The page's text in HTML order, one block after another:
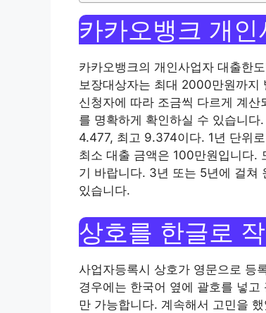
카카오뱅크 개
카카오뱅크의 개인사업자 대출한
보장대상자는 최대 2000만원까지
신청자에 따라 조금씩 다르게 계
를 명확하게 확인하실 수 있습니
4.477, 최고 9.374이다. 1년 단위
최소 대출 금액은 100만원입니다.
기 바랍니다. 3년 또는 5년에 걸쳐
있습니다.
상호를 한글로
사업자등록시 상호가 영문으로 등
경우에는 한국어 옆에 괄호를 넣
만 가능합니다. 계속해서 고민을